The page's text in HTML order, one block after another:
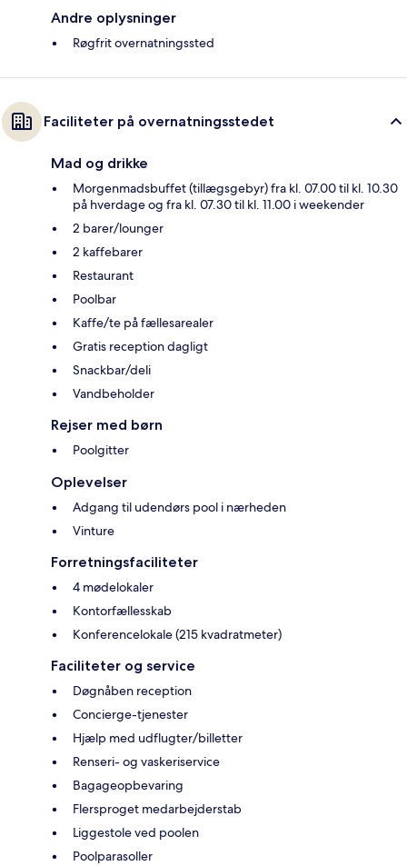
Andre oplysninger
Røgfrit overnatningssted
Faciliteter på overnatningsstedet
Mad og drikke
Morgenmadsbuffet (tillægsgebyr) fra kl. 07.00 til kl. 10.30
på hverdage og fra kl. 07.30 til kl. 11.00 i weekender
2 barer/lounger
2 kaffebarer
Restaurant
Poolbar
Kaffe/te på fællesarealer
Gratis reception dagligt
Snackbar/deli
Vandbeholder
Rejser med børn
Poolgitter
Oplevelser
Adgang til udendørs pool i nærheden
Vinture
Forretningsfaciliteter
4 mødelokaler
Kontorfællesskab
Konferencelokale (215 kvadratmeter)
Faciliteter og service
Døgnåben reception
Concierge-tjenester
Hjælp med udflugter/billetter
Renseri- og vaskeriservice
Bagageopbevaring
Flersproget medarbejderstab
Liggestole ved poolen
Poolparasoller